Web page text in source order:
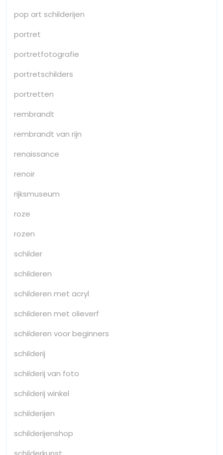
pop art schilderijen
portret
portretfotografie
portretschilders
portretten
rembrandt
rembrandt van rijn
renaissance
renoir
rijksmuseum
roze
rozen
schilder
schilderen
schilderen met acryl
schilderen met olieverf
schilderen voor beginners
schilderij
schilderij van foto
schilderij winkel
schilderijen
schilderijenshop